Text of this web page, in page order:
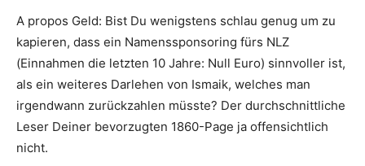
A propos Geld: Bist Du wenigstens schlau genug um zu
kapieren, dass ein Namenssponsoring fürs NLZ
(Einnahmen die letzten 10 Jahre: Null Euro) sinnvoller ist,
als ein weiteres Darlehen von Ismaik, welches man
irgendwann zurückzahlen müsste? Der durchschnittliche
Leser Deiner bevorzugten 1860-Page ja offensichtlich
nicht.